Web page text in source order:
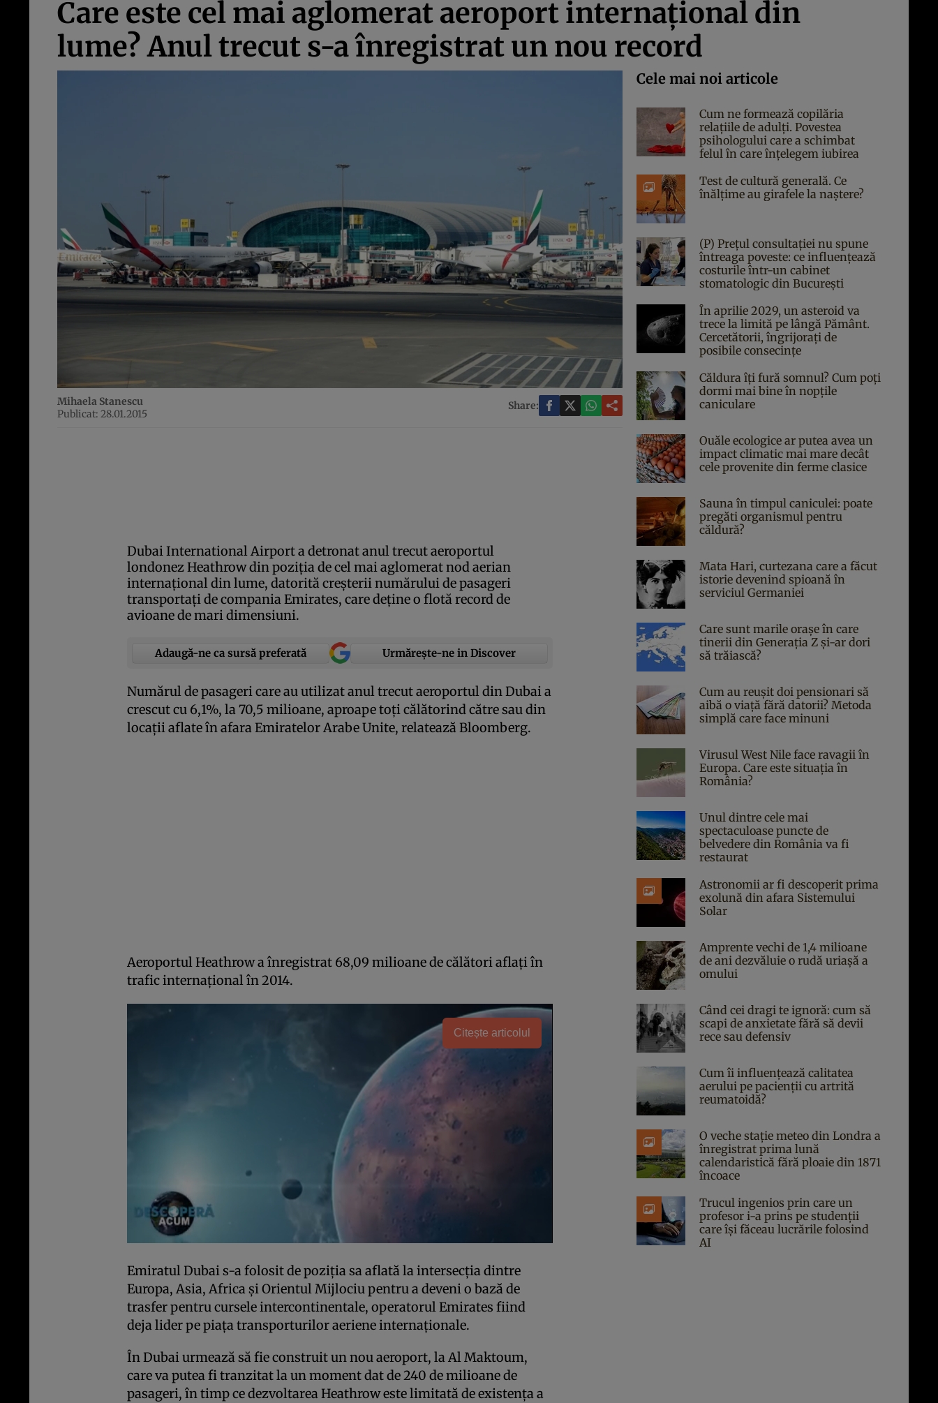
Care este cel mai aglomerat aeroport internaţional din
lume? Anul trecut s-a înregistrat un nou record
Mihaela Stanescu
Publicat: 28.01.2015
Share:
Dubai International Airport a detronat anul trecut aeroportul
londonez Heathrow din poziţia de cel mai aglomerat nod aerian
internaţional din lume, datorită creşterii numărului de pasageri
transportaţi de compania Emirates, care deţine o flotă record de
avioane de mari dimensiuni.
Adaugă-ne ca sursă preferată Urmărește-ne in Discover
Numărul de pasageri care au utilizat anul trecut aeroportul din Dubai a
crescut cu 6,1%, la 70,5 milioane, aproape toţi călătorind către sau din
locaţii aflate în afara Emiratelor Arabe Unite, relatează Bloomberg.
Aeroportul Heathrow a înregistrat 68,09 milioane de călători aflaţi în
trafic internaţional în 2014.
Citește articolul
Emiratul Dubai s-a folosit de poziţia sa aflată la intersecţia dintre
Europa, Asia, Africa şi Orientul Mijlociu pentru a deveni o bază de
trasfer pentru cursele intercontinentale, operatorul Emirates fiind
deja lider pe piaţa transporturilor aeriene internaţionale.
În Dubai urmează să fie construit un nou aeroport, la Al Maktoum,
care va putea fi tranzitat la un moment dat de 240 de milioane de
pasageri, în timp ce dezvoltarea Heathrow este limitată de existenţa a
Cele mai noi articole
Cum ne formează copilăria
relațiile de adulți. Povestea
psihologului care a schimbat
felul în care înțelegem iubirea
Test de cultură generală. Ce
înălțime au girafele la naștere?
(P) Prețul consultației nu spune
întreaga poveste: ce influențează
costurile într-un cabinet
stomatologic din București
În aprilie 2029, un asteroid va
trece la limită pe lângă Pământ.
Cercetătorii, îngrijorați de
posibile consecințe
Căldura îți fură somnul? Cum poți
dormi mai bine în nopțile
caniculare
Ouăle ecologice ar putea avea un
impact climatic mai mare decât
cele provenite din ferme clasice
Sauna în timpul caniculei: poate
pregăti organismul pentru
căldură?
Mata Hari, curtezana care a făcut
istorie devenind spioană în
serviciul Germaniei
Care sunt marile orașe în care
tinerii din Generația Z și-ar dori
să trăiască?
Cum au reușit doi pensionari să
aibă o viață fără datorii? Metoda
simplă care face minuni
Virusul West Nile face ravagii în
Europa. Care este situația în
România?
Unul dintre cele mai
spectaculoase puncte de
belvedere din România va fi
restaurat
Astronomii ar fi descoperit prima
exolună din afara Sistemului
Solar
Amprente vechi de 1,4 milioane
de ani dezvăluie o rudă uriașă a
omului
Când cei dragi te ignoră: cum să
scapi de anxietate fără să devii
rece sau defensiv
Cum îi influențează calitatea
aerului pe pacienții cu artrită
reumatoidă?
O veche stație meteo din Londra a
înregistrat prima lună
calendaristică fără ploaie din 1871
încoace
Trucul ingenios prin care un
profesor i-a prins pe studenții
care își făceau lucrările folosind
AI